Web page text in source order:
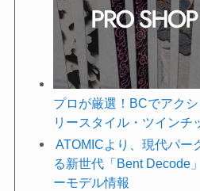
プロが厳選！BCでアク
リースタイル・ツインチ
ATOMICより、現代パー
る新世代「Bent Decode
ーモデル情報